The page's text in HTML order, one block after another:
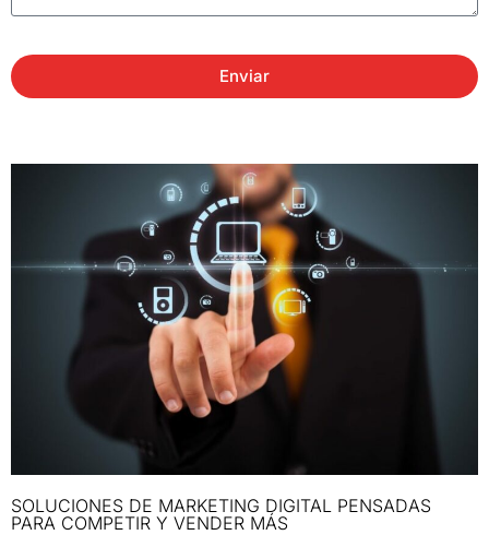
Enviar
SOLUCIONES DE MARKETING DIGITAL PENSADAS
PARA COMPETIR Y VENDER MÁS